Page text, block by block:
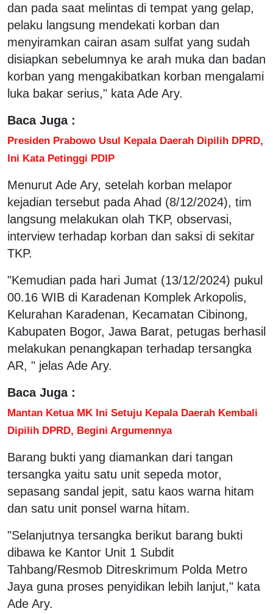
dan pada saat melintas di tempat yang gelap,
pelaku langsung mendekati korban dan
menyiramkan cairan asam sulfat yang sudah
disiapkan sebelumnya ke arah muka dan badan
korban yang mengakibatkan korban mengalami
luka bakar serius," kata Ade Ary.
Baca Juga :
Presiden Prabowo Usul Kepala Daerah Dipilih DPRD,
Ini Kata Petinggi PDIP
Menurut Ade Ary, setelah korban melapor
kejadian tersebut pada Ahad (8/12/2024), tim
langsung melakukan olah TKP, observasi,
interview terhadap korban dan saksi di sekitar
TKP.
"Kemudian pada hari Jumat (13/12/2024) pukul
00.16 WIB di Karadenan Komplek Arkopolis,
Kelurahan Karadenan, Kecamatan Cibinong,
Kabupaten Bogor, Jawa Barat, petugas berhasil
melakukan penangkapan terhadap tersangka
AR, " jelas Ade Ary.
Baca Juga :
Mantan Ketua MK Ini Setuju Kepala Daerah Kembali
Dipilih DPRD, Begini Argumennya
Barang bukti yang diamankan dari tangan
tersangka yaitu satu unit sepeda motor,
sepasang sandal jepit, satu kaos warna hitam
dan satu unit ponsel warna hitam.
"Selanjutnya tersangka berikut barang bukti
dibawa ke Kantor Unit 1 Subdit
Tahbang/Resmob Ditreskrimum Polda Metro
Jaya guna proses penyidikan lebih lanjut," kata
Ade Ary.